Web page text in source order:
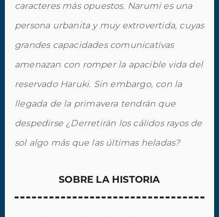
caracteres más opuestos. Narumi es una
persona urbanita y muy extrovertida, cuyas
grandes capacidades comunicativas
amenazan con romper la apacible vida del
reservado Haruki. Sin embargo, con la
llegada de la primavera tendrán que
despedirse ¿Derretirán los cálidos rayos de
sol algo más que las últimas heladas?
SOBRE LA HISTORIA